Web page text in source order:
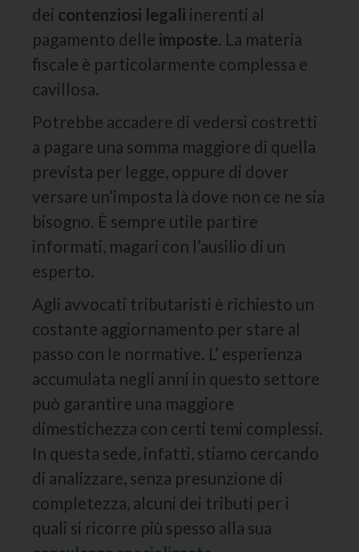
dei contenziosi legali inerenti al
pagamento delle imposte. La materia
fiscale è particolarmente complessa e
cavillosa.
Potrebbe accadere di vedersi costretti
a pagare una somma maggiore di quella
prevista per legge, oppure di dover
versare un’imposta là dove non ce ne sia
bisogno. È sempre utile partire
informati, magari con l’ausilio di un
esperto.
Agli avvocati tributaristi è richiesto un
costante aggiornamento per stare al
passo con le normative. L’ esperienza
accumulata negli anni in questo settore
può garantire una maggiore
dimestichezza con certi temi complessi.
In questa sede, infatti, stiamo cercando
di analizzare, senza presunzione di
completezza, alcuni dei tributi per i
quali si ricorre più spesso alla sua